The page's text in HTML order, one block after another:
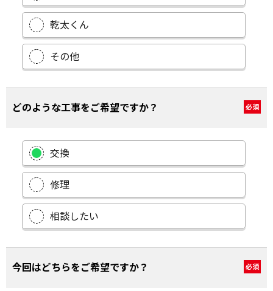
乾太くん
その他
どのような工事をご希望ですか？ 必須
交換
修理
相談したい
今回はどちらをご希望ですか？ 必須